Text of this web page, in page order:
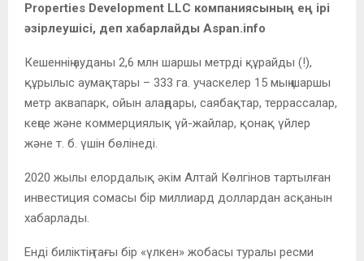
Properties Development LLC компаниясының ең ірі
әзірлеушісі, деп хабарлайды Aspan.info
Кешеннің ауданы 2,6 млн шаршы метрді құрайды (!),
құрылыс аумақтары – 333 га. учаскелер 15 мың шаршы
метр аквапарк, ойын алаңдары, саябақтар, террассалар,
кеңсе және коммерциялық үй-жайлар, қонақ үйлер
және т. б. үшін бөлінеді.
2020 жылы елордалық әкім Алтай Көлгінов тартылған
инвестиция сомасы бір миллиард доллардан асқанын
хабарлады.
Енді биліктің тағы бір «үлкен» жобасы туралы ресми